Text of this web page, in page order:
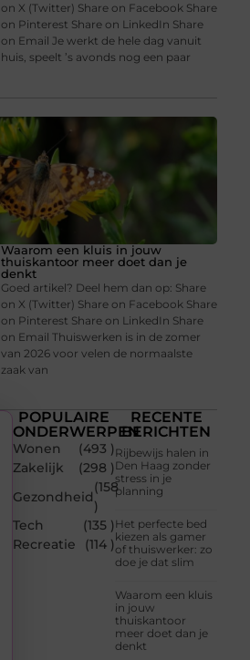
on X (Twitter) Share on Facebook Share
on Pinterest Share on LinkedIn Share
on Email Je werkt de hele dag vanuit
huis, speelt ’s avonds nog een paar
Waarom een kluis in jouw
thuiskantoor meer doet dan je
denkt
Goed artikel? Deel hem dan op: Share
on X (Twitter) Share on Facebook Share
on Pinterest Share on LinkedIn Share
on Email Thuiswerken is in de zomer
van 2026 voor velen de normaalste
zaak van
POPULAIRE
ONDERWERPEN
Wonen
(493 )
Zakelijk
(298 )
Gezondheid
(158
)
Tech
(135 )
Recreatie
(114 )
RECENTE
BERICHTEN
Rijbewijs halen in
Den Haag zonder
stress in je
planning
Het perfecte bed
kiezen als gamer
of thuiswerker: zo
doe je dat slim
Waarom een kluis
in jouw
thuiskantoor
meer doet dan je
denkt